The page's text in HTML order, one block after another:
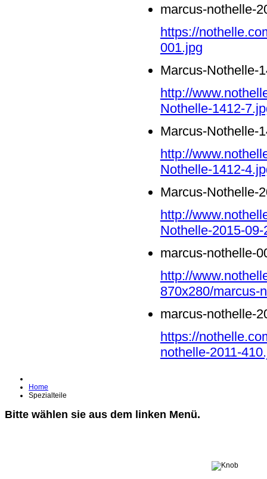
marcus-nothelle-
https://
001.jpg
Marcus-Nothelle-
http://
Nothelle-1412-
Marcus-Nothelle-
http://
Nothelle-1412-
Marcus-Nothelle-
http://
Nothelle-2015-
marcus-nothelle-
http://
870x280/marcus-
marcus-nothelle-
https://
nothelle-2011-
Home
Spezialteile
Bitte wählen sie aus dem linken Menü.